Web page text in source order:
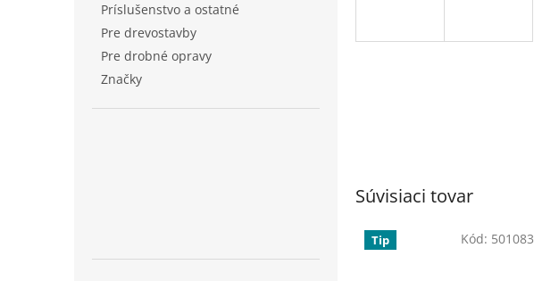
Príslušenstvo a ostatné
Pre drevostavby
Pre drobné opravy
Značky
Súvisiaci tovar
Tip Kód: 501083